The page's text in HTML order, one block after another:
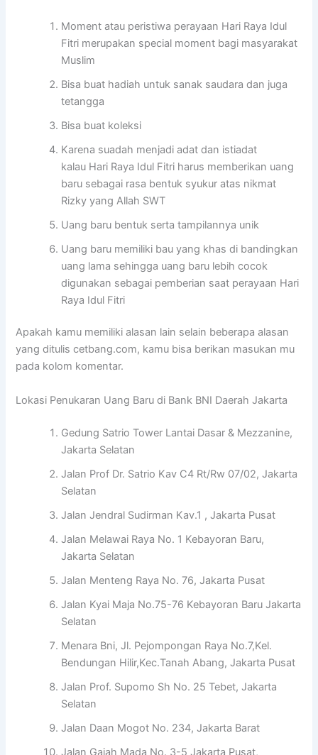
Moment atau peristiwa perayaan Hari Raya Idul
Fitri merupakan special moment bagi masyarakat
Muslim
Bisa buat hadiah untuk sanak saudara dan juga
tetangga
Bisa buat koleksi
Karena suadah menjadi adat dan istiadat
kalau Hari Raya Idul Fitri harus memberikan uang
baru sebagai rasa bentuk syukur atas nikmat
Rizky yang Allah SWT
Uang baru bentuk serta tampilannya unik
Uang baru memiliki bau yang khas di bandingkan
uang lama sehingga uang baru lebih cocok
digunakan sebagai pemberian saat perayaan Hari
Raya Idul Fitri
Apakah kamu memiliki alasan lain selain beberapa alasan
yang ditulis cetbang.com, kamu bisa berikan masukan mu
pada kolom komentar.
Lokasi Penukaran Uang Baru di Bank BNI Daerah Jakarta
Gedung Satrio Tower Lantai Dasar & Mezzanine,
Jakarta Selatan
Jalan Prof Dr. Satrio Kav C4 Rt/Rw 07/02, Jakarta
Selatan
Jalan Jendral Sudirman Kav.1 , Jakarta Pusat
Jalan Melawai Raya No. 1 Kebayoran Baru,
Jakarta Selatan
Jalan Menteng Raya No. 76, Jakarta Pusat
Jalan Kyai Maja No.75-76 Kebayoran Baru Jakarta
Selatan
Menara Bni, Jl. Pejompongan Raya No.7,Kel.
Bendungan Hilir,Kec.Tanah Abang, Jakarta Pusat
Jalan Prof. Supomo Sh No. 25 Tebet, Jakarta
Selatan
Jalan Daan Mogot No. 234, Jakarta Barat
Jalan Gajah Mada No. 3-5 Jakarta Pusat,